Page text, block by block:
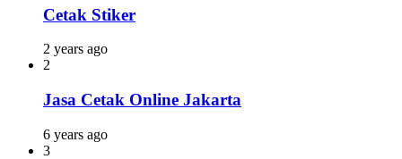
Cetak Stiker
2 years ago
2
Jasa Cetak Online Jakarta
6 years ago
3